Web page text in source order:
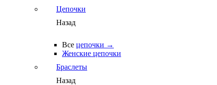
Цепочки
Назад
Все цепочки →
Женские цепочки
Браслеты
Назад